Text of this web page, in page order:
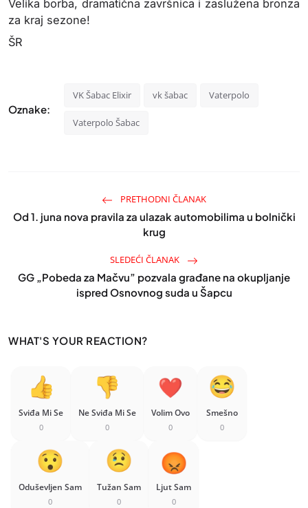
Velika borba, dramatična završnica i zaslužena bronza
za kraj sezone!
ŠR
Oznake:
VK Šabac Elixir vk šabac Vaterpolo
Vaterpolo Šabac
PRETHODNI ČLANAK
Od 1. juna nova pravila za ulazak automobilima u bolnički
krug
SLEDEĆI ČLANAK
GG „Pobeda za Mačvu” pozvala građane na okupljanje
ispred Osnovnog suda u Šapcu
WHAT'S YOUR REACTION?
Sviđa Mi Se
0
Ne Sviđa Mi Se
0
Volim Ovo
0
Smešno
0
Oduševljen Sam
0
Tužan Sam
0
Ljut Sam
0